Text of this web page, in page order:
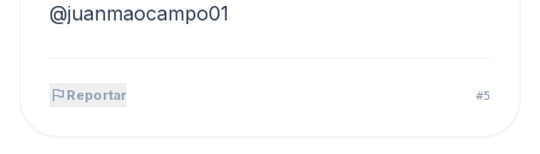
@juanmaocampo01
flag Reportar #5